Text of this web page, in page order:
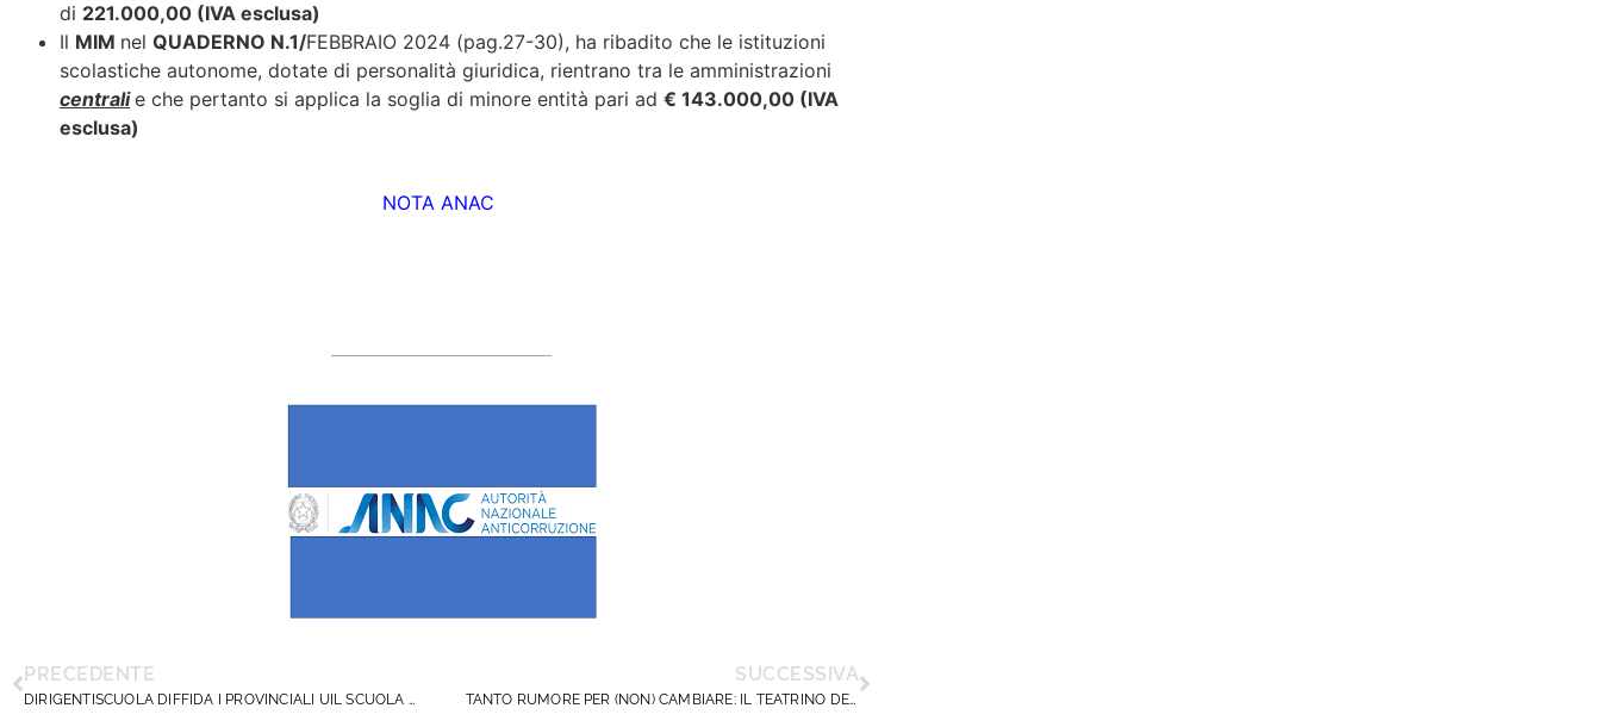
di 221.000,00 (IVA esclusa)
Il MIM nel QUADERNO N.1/FEBBRAIO 2024 (pag.27-30), ha ribadito che le istituzioni
scolastiche autonome, dotate di personalità giuridica, rientrano tra le amministrazioni
centrali e che pertanto si applica la soglia di minore entità pari ad € 143.000,00 (IVA
esclusa)
NOTA ANAC
PRECEDENTE
DIRIGENTISCUOLA DIFFIDA I PROVINCIALI UIL SCUOLA RUA. COMUNICATO STAMPA
SUCCESSIVA
TANTO RUMORE PER (NON) CAMBIARE: IL TEATRINO DELLE SANZIONI DISCIPLINARI AI DOCENTI IN OGNI RINNOVO CONTRATTUALE